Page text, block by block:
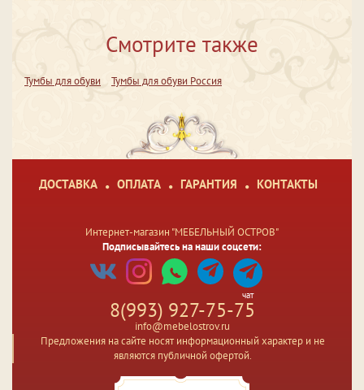
Смотрите также
Тумбы для обуви Тумбы для обуви Россия
ДОСТАВКА ОПЛАТА ГАРАНТИЯ КОНТАКТЫ
Интернет-магазин "МЕБЕЛЬНЫЙ ОСТРОВ"
Подписывайтесь на наши соцсети:
чат
8(993) 927-75-75
info@mebelostrov.ru
Предложения на сайте носят информационный характер и не
являются публичной офертой.